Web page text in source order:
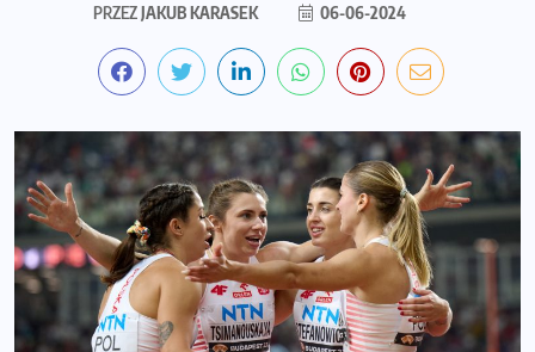
PRZEZJAKUB KARASEK 06-06-2024